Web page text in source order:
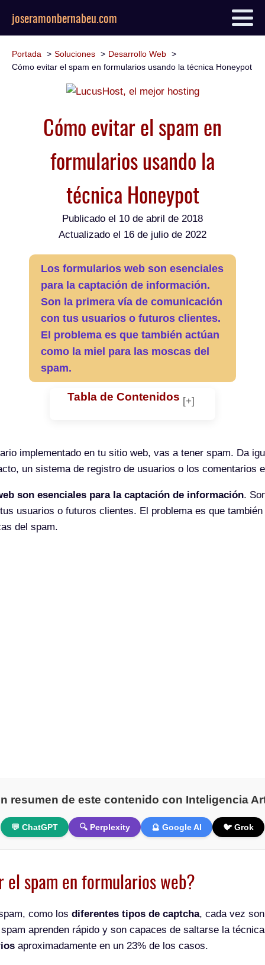
joseramonbernabeu.com
Portada Soluciones
Desarrollo Web
Cómo evitar el spam en formularios usando la técnica Honeypot
Cómo evitar el spam en
formularios usando la
técnica Honeypot
Publicado el 10 de abril de 2018
Actualizado el 16 de julio de 2022
Los formularios web son esenciales
para la captación de información.
Son la primera vía de comunicación
con tus usuarios o futuros clientes.
El problema es que también actúan
como la miel para las moscas del
spam.
Tabla de Contenidos
implementado en tu sitio web, vas a tener spam. Da
un sistema de registro de usuarios o los comentarios
son esenciales para la captación de información.
usuarios o futuros clientes. El problema es que
del spam.
resumen de este contenido con Inteligencia
💬 ChatGPT 🔍 Perplexity 🔮 Google AI 🐦 Grok
el spam en formularios web?
como los diferentes tipos de captcha, cada vez
aprenden rápido y son capaces de saltarse la
aproximadamente en un 23% de los casos.